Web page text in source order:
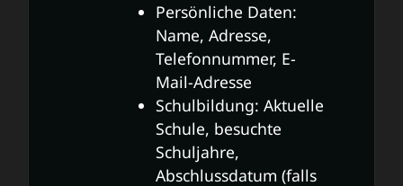
Persönliche Daten:
Name, Adresse,
Telefonnummer, E-
Mail-Adresse
Schulbildung: Aktuelle
Schule, besuchte
Schuljahre,
Abschlussdatum (falls